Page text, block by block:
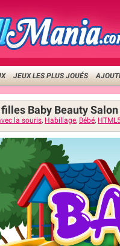
JEUX LES PLUS JOUÉS
Baby Beauty Salon
la souris, Habillage, Bébé,